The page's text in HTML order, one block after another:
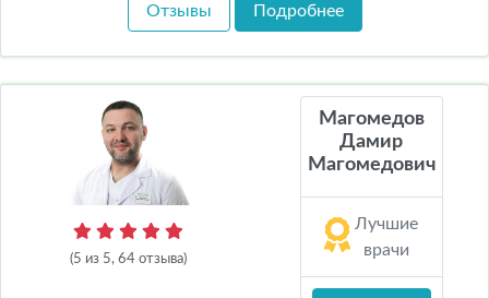
Отзывы Подробнее
(5 из 5, 64 отзыва)
Магомедов
Дамир
Магомедович
Лучшие
врачи